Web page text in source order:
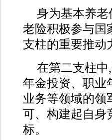
身为基本养老
老险积极参与国
支柱的重要推动
在第二支柱
年金投资、职业
业务等领域的领
可、构建起自身
标。